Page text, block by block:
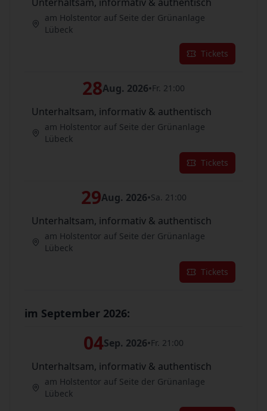
am Holstentor auf Seite der Grünanlage
Lübeck
Tickets
28Aug. 2026•Fr. 21:00
Unterhaltsam, informativ & authentisch
am Holstentor auf Seite der Grünanlage
Lübeck
Tickets
29Aug. 2026•Sa. 21:00
Unterhaltsam, informativ & authentisch
am Holstentor auf Seite der Grünanlage
Lübeck
Tickets
im September 2026:
04Sep. 2026•Fr. 21:00
Unterhaltsam, informativ & authentisch
am Holstentor auf Seite der Grünanlage
Lübeck